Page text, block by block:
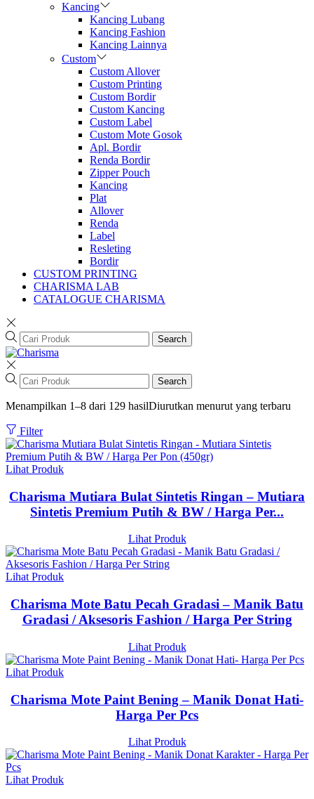
Kancing
Kancing Lubang
Kancing Fashion
Kancing Lainnya
Custom
Custom Allover
Custom Printing
Custom Bordir
Custom Kancing
Custom Label
Custom Mote Gosok
Apl. Bordir
Renda Bordir
Zipper Pouch
Kancing
Plat
Allover
Renda
Label
Resleting
Bordir
CUSTOM PRINTING
CHARISMA LAB
CATALOGUE CHARISMA
Search
Search
Menampilkan 1–8 dari 129 hasilDiurutkan menurut yang terbaru
Filter
Lihat Produk
Charisma Mutiara Bulat Sintetis Ringan – Mutiara
Sintetis Premium Putih & BW / Harga Per...
Lihat Produk
Lihat Produk
Charisma Mote Batu Pecah Gradasi – Manik Batu
Gradasi / Aksesoris Fashion / Harga Per String
Lihat Produk
Lihat Produk
Charisma Mote Paint Bening – Manik Donat Hati-
Harga Per Pcs
Lihat Produk
Lihat Produk